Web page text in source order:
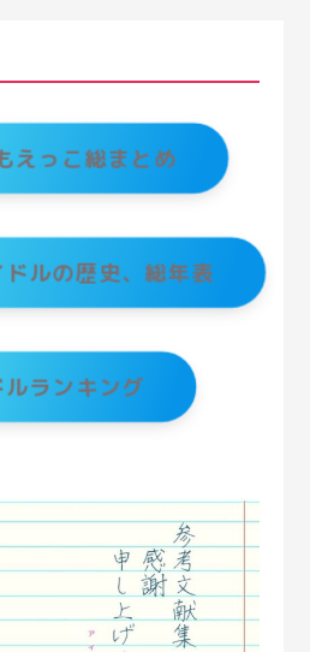
えっこ総まとめ
ドルの歴史、総年表
ルランキング